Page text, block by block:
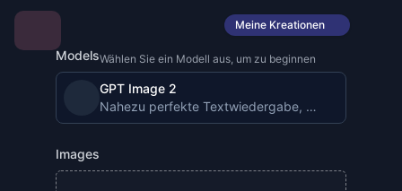
Meine Kreationen
ModelsWählen Sie ein Modell aus, um zu beginnen
GPT Image 2
Nahezu perfekte Textwiedergabe, 4K,
Images